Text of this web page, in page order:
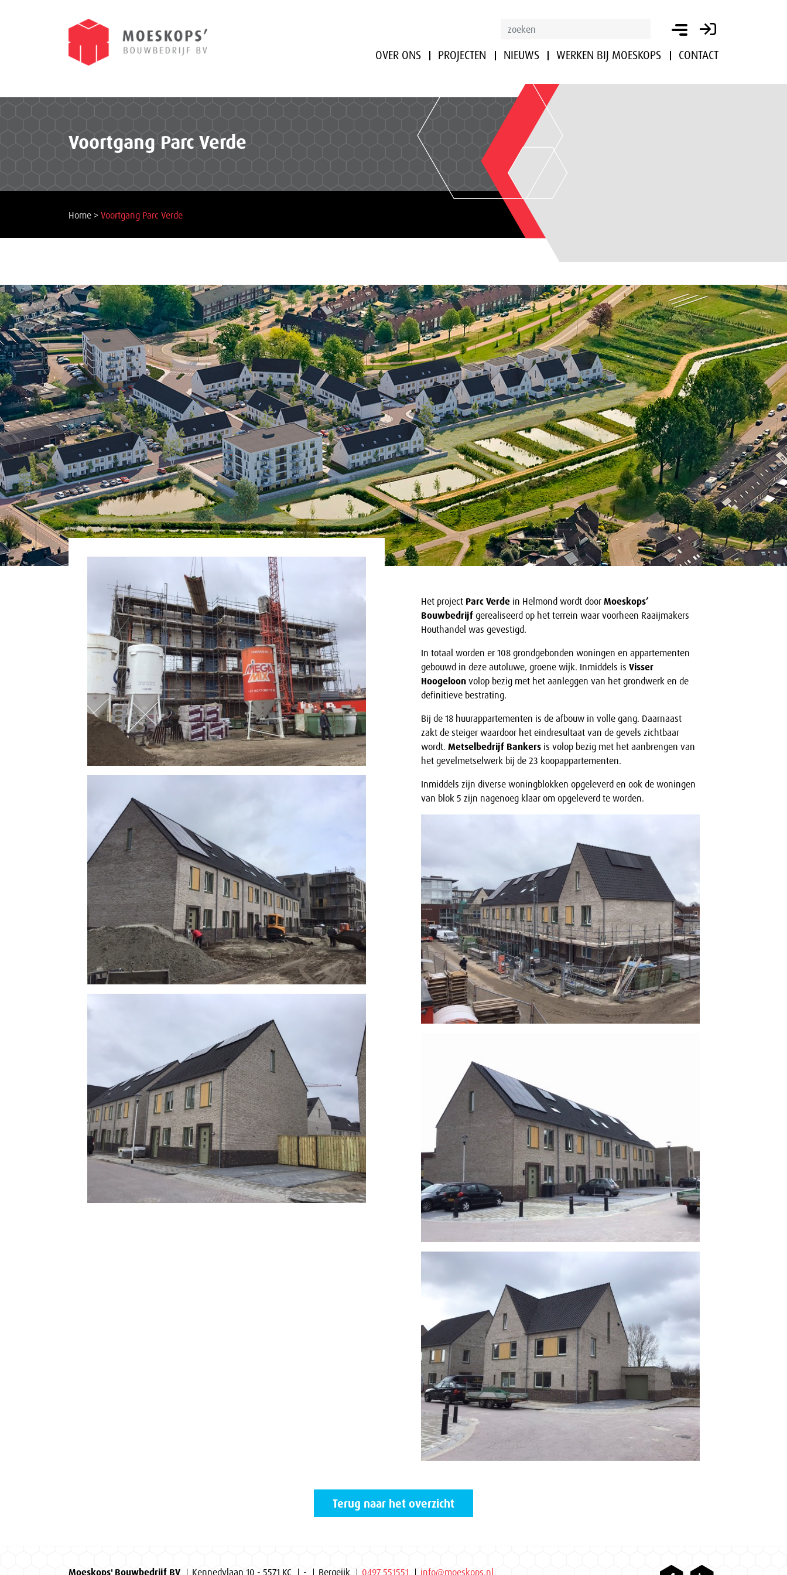
OVER ONS PROJECTEN NIEUWS WERKEN BIJ MOESKOPS CONTACT
Voortgang Parc Verde
Home > Voortgang Parc Verde
Het project Parc Verde in Helmond wordt door Moeskops’
Bouwbedrijf gerealiseerd op het terrein waar voorheen Raaijmakers
Houthandel was gevestigd.
In totaal worden er 108 grondgebonden woningen en appartementen
gebouwd in deze autoluwe, groene wijk. Inmiddels is Visser
Hoogeloon volop bezig met het aanleggen van het grondwerk en de
definitieve bestrating.
Bij de 18 huurappartementen is de afbouw in volle gang. Daarnaast
zakt de steiger waardoor het eindresultaat van de gevels zichtbaar
wordt. Metselbedrijf Bankers is volop bezig met het aanbrengen van
het gevelmetselwerk bij de 23 koopappartementen.
Inmiddels zijn diverse woningblokken opgeleverd en ook de woningen
van blok 5 zijn nagenoeg klaar om opgeleverd te worden.
Terug naar het overzicht
Moeskops' Bouwbedrijf BV Kennedylaan 10 - 5571 KC - Bergeijk 0497 551551 info@moeskops.nl